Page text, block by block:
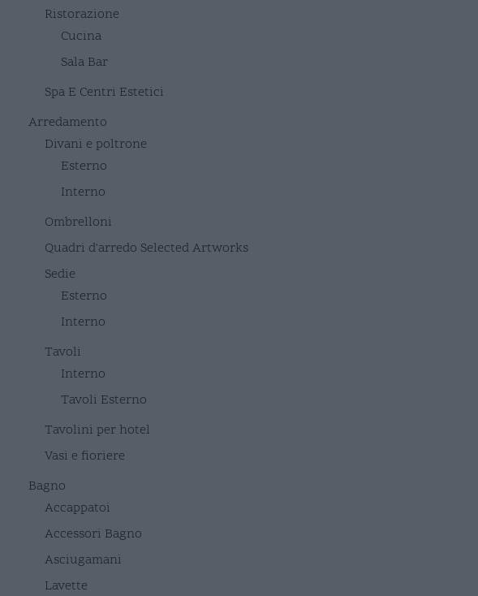
Ristorazione
Cucina
Sala Bar
Spa E Centri Estetici
Arredamento
Divani e poltrone
Esterno
Interno
Ombrelloni
Quadri d'arredo Selected Artworks
Sedie
Esterno
Interno
Tavoli
Interno
Tavoli Esterno
Tavolini per hotel
Vasi e fioriere
Bagno
Accappatoi
Accessori Bagno
Asciugamani
Lavette